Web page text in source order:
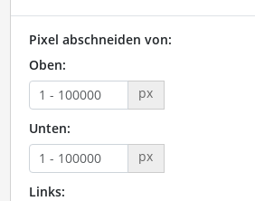
Pixel abschneiden von:
Oben:
px
Unten:
px
Links: